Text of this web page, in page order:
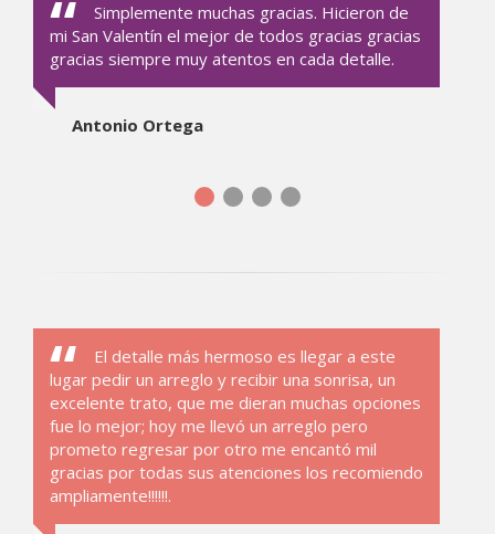
Simplemente muchas gracias. Hicieron de
mi San Valentín el mejor de todos gracias gracias
gracias siempre muy atentos en cada detalle.
Antonio Ortega
El detalle más hermoso es llegar a este
lugar pedir un arreglo y recibir una sonrisa, un
excelente trato, que me dieran muchas opciones
fue lo mejor; hoy me llevó un arreglo pero
prometo regresar por otro me encantó mil
gracias por todas sus atenciones los recomiendo
ampliamente!!!!!!.